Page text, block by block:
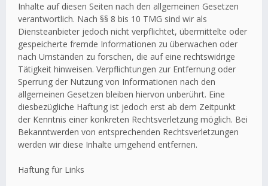
Inhalte auf diesen Seiten nach den allgemeinen Gesetzen
verantwortlich. Nach §§ 8 bis 10 TMG sind wir als
Diensteanbieter jedoch nicht verpflichtet, übermittelte oder
gespeicherte fremde Informationen zu überwachen oder
nach Umständen zu forschen, die auf eine rechtswidrige
Tätigkeit hinweisen. Verpflichtungen zur Entfernung oder
Sperrung der Nutzung von Informationen nach den
allgemeinen Gesetzen bleiben hiervon unberührt. Eine
diesbezügliche Haftung ist jedoch erst ab dem Zeitpunkt
der Kenntnis einer konkreten Rechtsverletzung möglich. Bei
Bekanntwerden von entsprechenden Rechtsverletzungen
werden wir diese Inhalte umgehend entfernen.
Haftung für Links